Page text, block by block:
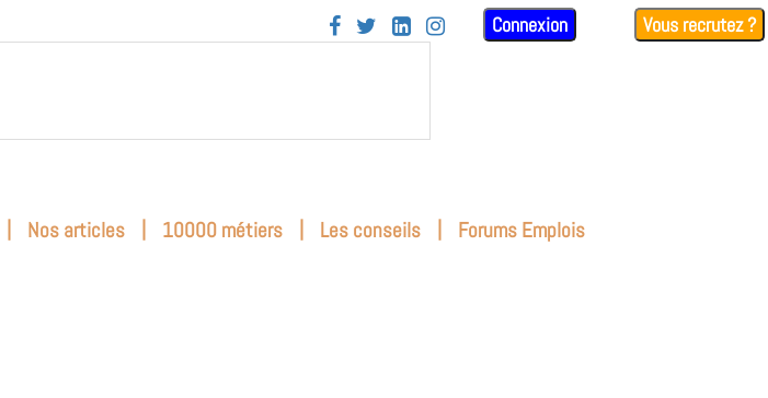
    Connexion Vous recrutez ?
| Nos articles | 10000 métiers | Les conseils | Forums Emplois